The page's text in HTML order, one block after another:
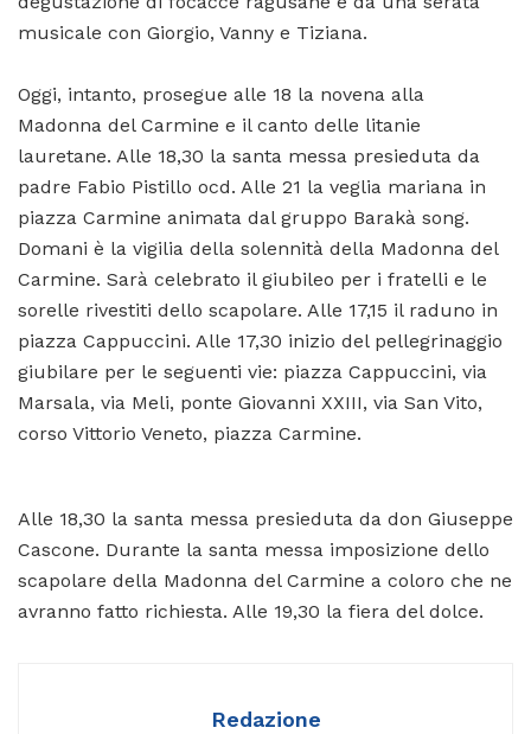
musicale con Giorgio, Vanny e Tiziana.
Oggi, intanto, prosegue alle 18 la novena alla
Madonna del Carmine e il canto delle litanie
lauretane. Alle 18,30 la santa messa presieduta da
padre Fabio Pistillo ocd. Alle 21 la veglia mariana in
piazza Carmine animata dal gruppo Barakà song.
Domani è la vigilia della solennità della Madonna del
Carmine. Sarà celebrato il giubileo per i fratelli e le
sorelle rivestiti dello scapolare. Alle 17,15 il raduno in
piazza Cappuccini. Alle 17,30 inizio del pellegrinaggio
giubilare per le seguenti vie: piazza Cappuccini, via
Marsala, via Meli, ponte Giovanni XXIII, via San Vito,
corso Vittorio Veneto, piazza Carmine.
Alle 18,30 la santa messa presieduta da don Giuseppe
Cascone. Durante la santa messa imposizione dello
scapolare della Madonna del Carmine a coloro che ne
avranno fatto richiesta. Alle 19,30 la fiera del dolce.
Redazione